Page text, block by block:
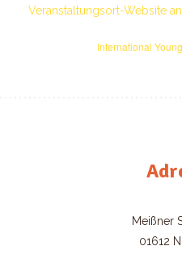
Veranstaltungsort-Website
International
Meißner
01612